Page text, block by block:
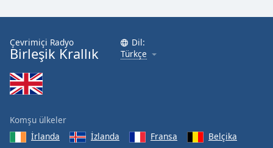
Font
Family
Reset
Close
Modal
Dialog
Çevrimiçi Radyo
Birleşik Krallık
Dil:
Türkçe
Komşu ülkeler
İrlanda
İzlanda Fransa
Belçika